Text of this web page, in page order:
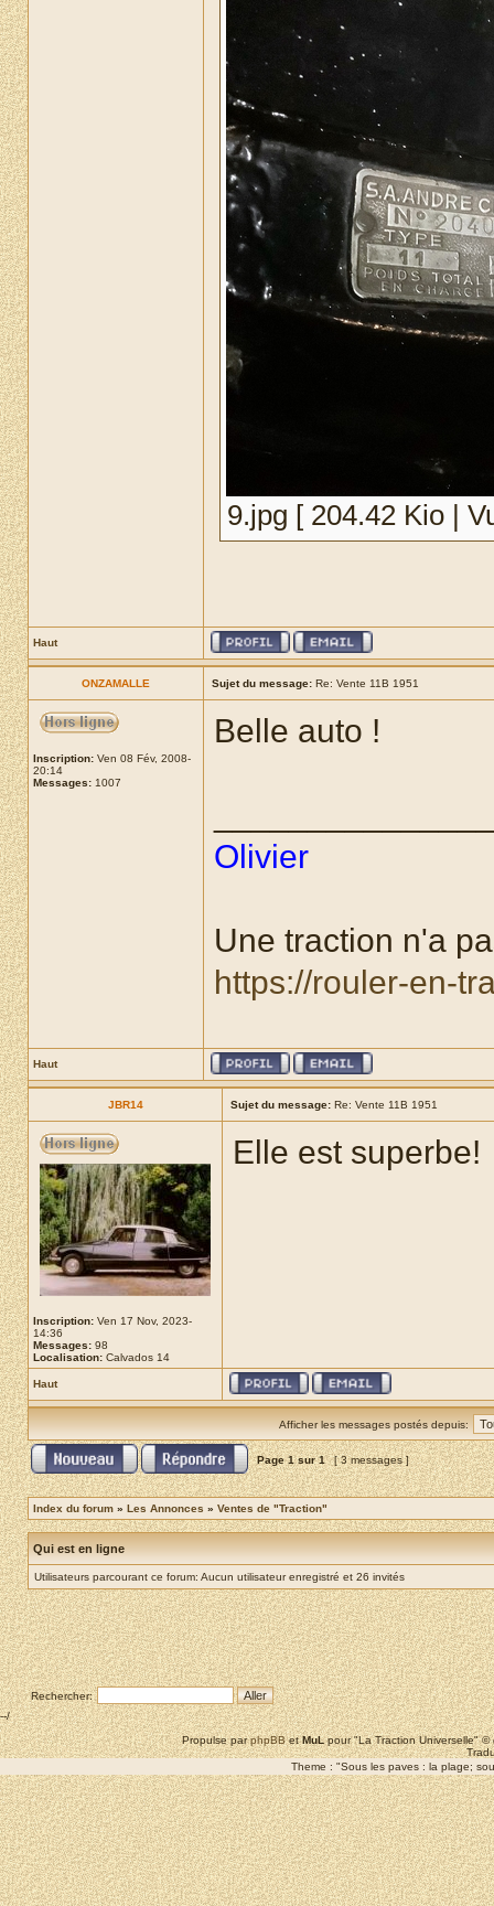
9.jpg [ 204.42 Kio |
Haut
ONZAMALLE Sujet du message: Re: Vente 11B 1951
Inscription: Ven 08 Fév, 2008-
20:14
Messages: 1007
Belle auto !
Olivier
Une traction n'a
https://rouler-en-
Haut
JBR14 Sujet du message: Re: Vente 11B 1951
Inscription: Ven 17 Nov, 2023-
14:36
Messages: 98
Localisation: Calvados 14
Elle est superbe!
Haut
Afficher les messages postés depuis:
Page1sur1 [ 3 messages ]
Index du forum » Les Annonces » Ventes de "Traction"
Qui est en ligne
Utilisateurs parcourant ce forum: Aucun utilisateur enregistré et 26 invités
Rechercher:
--/
Propulse parphpBBetMuLpour "La Traction Universelle"
Theme : "Sous les paves : la plage;